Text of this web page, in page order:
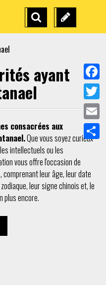
RECHERCHE SUGGÉREZ
ayant
consacrées aux
Que vous soyez curieux
intellectuels ou les
vous offre l'occasion de
leur âge, leur date
leur signe chinois et, le
plus encore.
Twitter
Email